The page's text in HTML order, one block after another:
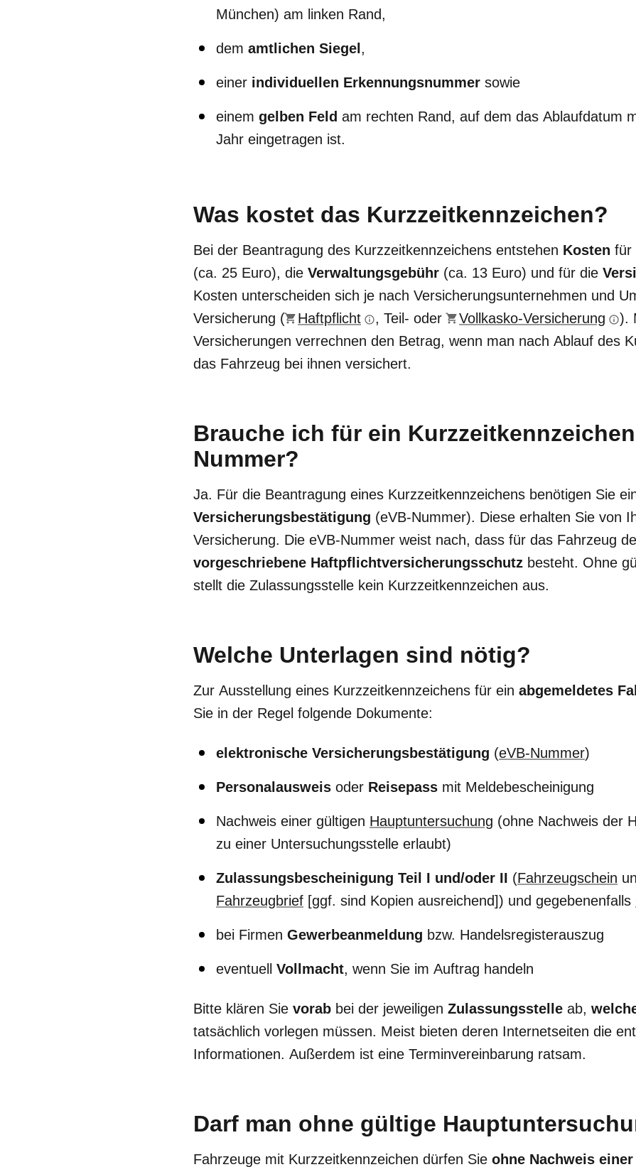
München) am linken Rand,
dem amtlichen Siegel ,
einer individuellen Erkennungsnummer sowie
einem gelben Feld am rechten Rand, auf dem das Ablaufdatum
Jahr eingetragen ist.
Was kostet das Kurzzeitkennzeichen?
Bei der Beantragung des Kurzzeitkennzeichens entstehen Kosten für
(ca. 25 Euro), die Verwaltungsgebühr (ca. 13 Euro) und für die
Kosten unterscheiden sich je nach Versicherungsunternehmen und
Versicherung (
Haftpflicht , Teil- oder Vollkasko-Versicherung
).
Versicherungen verrechnen den Betrag, wenn man nach Ablauf des
das Fahrzeug bei ihnen versichert.
Brauche ich für ein
Nummer?
Ja. Für die Beantragung eines Kurzzeitkennzeichens benötigen Sie
Versicherungsbestätigung (eVB-Nummer). Diese erhalten Sie von
Versicherung. Die eVB-Nummer weist nach, dass für das Fahrzeug
vorgeschriebene Haftpflichtversicherungsschutz besteht. Ohne
stellt die Zulassungsstelle kein Kurzzeitkennzeichen aus.
Welche Unterlagen sind nötig?
Zur Ausstellung eines Kurzzeitkennzeichens für ein abgemeldetes
Sie in der Regel folgende Dokumente:
elektronische Versicherungsbestätigung (eVB-Nummer)
Personalausweis oder Reisepass mit Meldebescheinigung
Nachweis einer gültigen Hauptuntersuchung (ohne Nachweis der
zu einer Untersuchungsstelle erlaubt)
Zulassungsbescheinigung Teil I und/oder II (Fahrzeugschein
Fahrzeugbrief [ggf. sind Kopien ausreichend]) und gegebenenfalls
bei Firmen Gewerbeanmeldung bzw. Handelsregisterauszug
eventuell Vollmacht, wenn Sie im Auftrag handeln
Bitte klären Sie vorab bei der jeweiligen Zulassungsstelle ab,
tatsächlich vorlegen müssen. Meist bieten deren Internetseiten die
Informationen. Außerdem ist eine Terminvereinbarung ratsam.
Darf man ohne gültige
Fahrzeuge mit Kurzzeitkennzeichen dürfen Sie ohne Nachweis